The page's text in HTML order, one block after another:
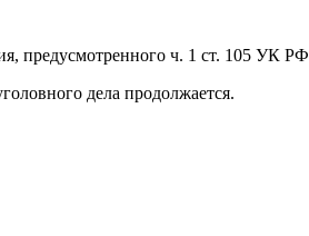
предусмотренного ч. 1 ст. 105 УК
дела продолжается.